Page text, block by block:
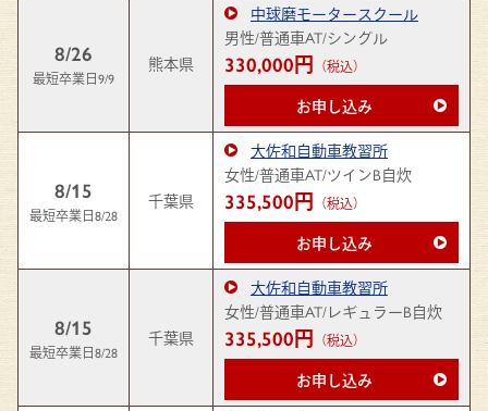
8/26
最短卒業日9/9
熊本県
中球磨モータースクール
男性/普通車AT/シングル
330,000円 （税込）
お申し込み
8/15
最短卒業日8/28
千葉県
大佐和自動車教習所
女性/普通車AT/ツインB自炊
335,500円 （税込）
お申し込み
8/15
最短卒業日8/28
千葉県
大佐和自動車教習所
女性/普通車AT/レギュラーB自炊
335,500円 （税込）
お申し込み